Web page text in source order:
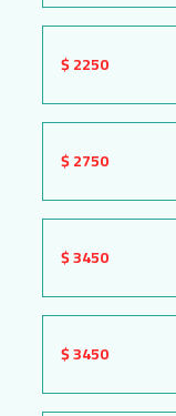
2250 $
2750 $
3450 $
3450 $